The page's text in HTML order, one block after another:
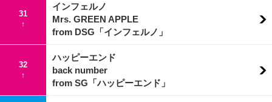
31
↑
インフェルノ
Mrs. GREEN APPLE
from DSG「インフェルノ」
32
↑
ハッピーエンド
back number
from SG「ハッピーエンド」